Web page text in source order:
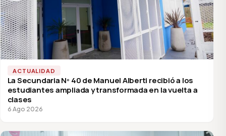
ACTUALIDAD
La Secundaria Nº 40 de Manuel Alberti recibió a los
estudiantes ampliada y transformada en la vuelta a
clases
6 Ago 2026